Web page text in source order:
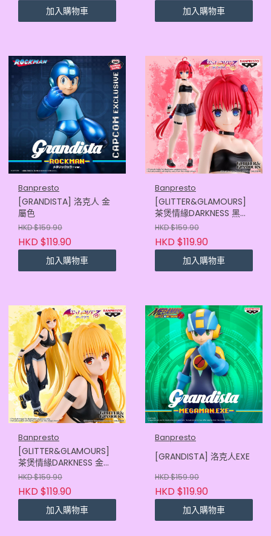
加入購物車 加入購物車
Banpresto
[GRANDISTA] 洛克人 金
屬色
HKD $159.90
HKD $119.90
加入購物車
Banpresto
[GLITTER&GLAMOURS]
茶煲情緣DARKNESS 黑咲
芽亞
HKD $159.90
HKD $119.90
加入購物車
Banpresto
[GLITTER&GLAMOURS]
茶煲情緣DARKNESS 金色
暗影
HKD $159.90
HKD $119.90
加入購物車
Banpresto
[GRANDISTA] 洛克人EXE
HKD $159.90
HKD $119.90
加入購物車